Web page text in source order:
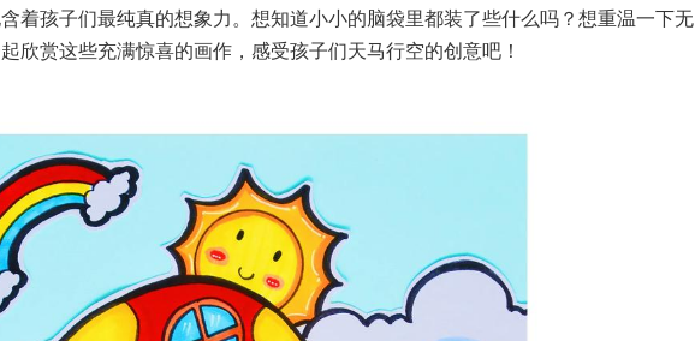
着孩子们最纯真的想象力。想知道小小的脑袋里都装了些什么吗？想重温一下无
欣赏这些充满惊喜的画作，感受孩子们天马行空的创意吧！